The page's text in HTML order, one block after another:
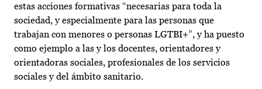
estas acciones formativas “necesarias para toda la
sociedad, y especialmente para las personas que
trabajan con menores o personas LGTBI+”, y ha puesto
como ejemplo a las y los docentes, orientadores y
orientadoras sociales, profesionales de los servicios
sociales y del ámbito sanitario.